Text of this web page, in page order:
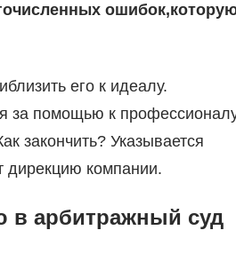
его к идеалу.
за помощью к
закончить? Указывается
дирекцию компании.
в арбитражный суд